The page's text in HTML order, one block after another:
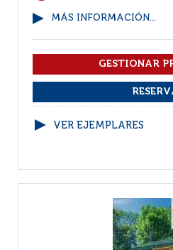
MÁS INFORMACIÓN...
VER EJEMPLARES